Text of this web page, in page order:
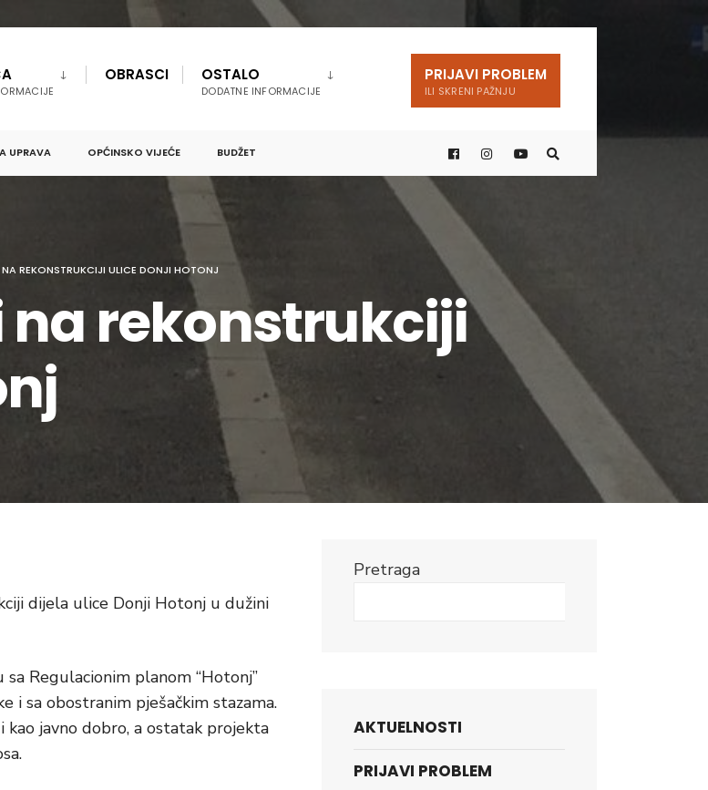
OBRASCI OSTALO
DODATNE INFORMACIJE
PRIJAVI PROBLEM
ILI SKRENI PAŽNJU
UPRAVA OPĆINSKO VIJEĆE BUDŽET
REKONSTRUKCIJI ULICE DONJI HOTONJ
rekonstrukciji
dijela ulice Donji Hotonj u dužini
Regulacionim planom “Hotonj”
i sa obostranim pješačkim stazama.
kao javno dobro, a ostatak projekta
Pretraga
AKTUELNOSTI
PRIJAVI PROBLEM